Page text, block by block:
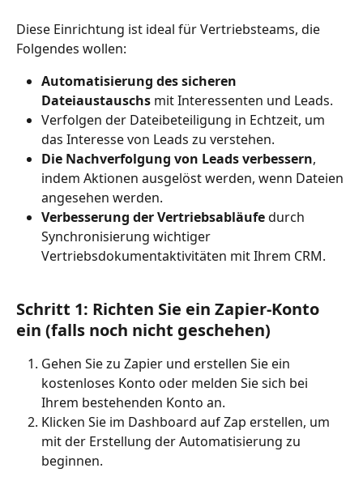
Diese Einrichtung ist ideal für Vertriebsteams, die
Folgendes wollen:
Automatisierung des sicheren
Dateiaustauschs mit Interessenten und Leads.
Verfolgen der Dateibeteiligung in Echtzeit, um
das Interesse von Leads zu verstehen.
Die Nachverfolgung von Leads verbessern,
indem Aktionen ausgelöst werden, wenn Dateien
angesehen werden.
Verbesserung der Vertriebsabläufe durch
Synchronisierung wichtiger
Vertriebsdokumentaktivitäten mit Ihrem CRM.
Schritt 1: Richten Sie ein Zapier-Konto
ein (falls noch nicht geschehen)
Gehen Sie zu Zapier und erstellen Sie ein
kostenloses Konto oder melden Sie sich bei
Ihrem bestehenden Konto an.
Klicken Sie im Dashboard auf Zap erstellen, um
mit der Erstellung der Automatisierung zu
beginnen.